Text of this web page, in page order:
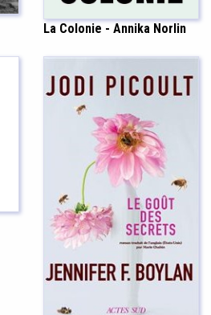
La Colonie - Annika Norlin